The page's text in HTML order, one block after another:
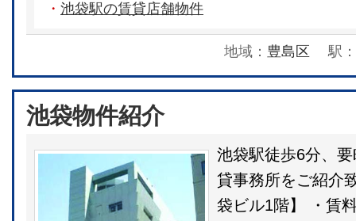
・ 池袋駅の賃貸店舗物件
地域： 豊島区 駅：
池袋物件紹介
池袋駅徒歩6分、
貸事務所をご紹介
袋ビル1階】 ・賃